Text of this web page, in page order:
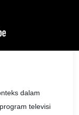
dalam
televisi